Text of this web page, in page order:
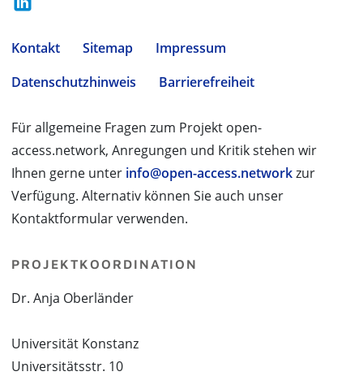
Kontakt Sitemap
Impressum
Datenschutzhinweis
Barrierefreiheit
Für allgemeine Fragen zum Projekt open-
access.network, Anregungen und Kritik stehen wir
Ihnen gerne unter info@open-access.networkzur
Verfügung. Alternativ können Sie auch unser
Kontaktformular verwenden.
PROJEKTKOORDINATION
Dr. Anja Oberländer
Universität Konstanz
Universitätsstr. 10